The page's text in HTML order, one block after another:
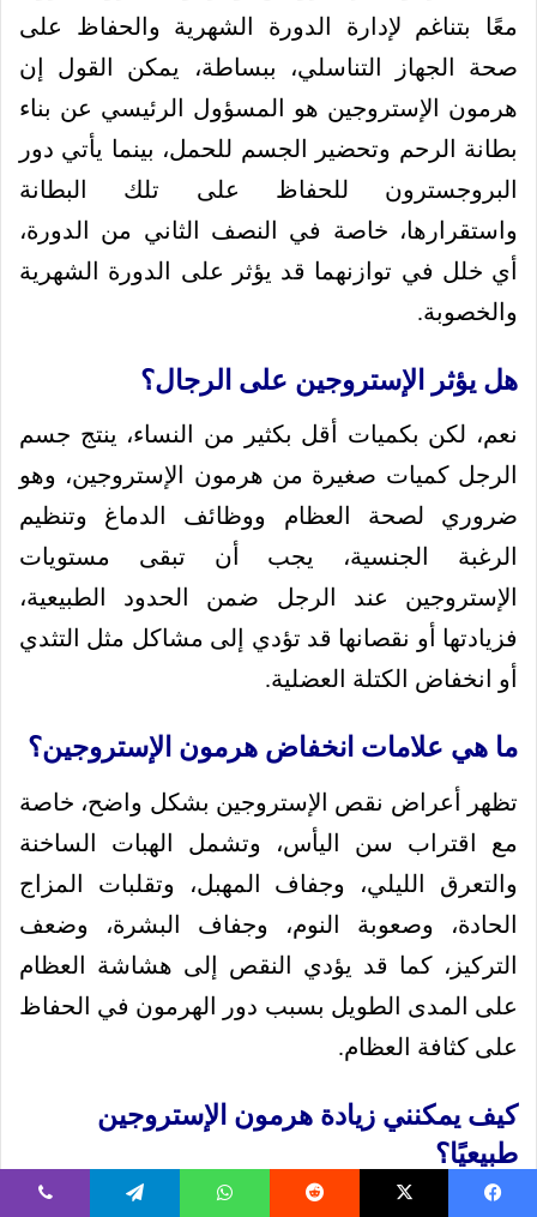
معًا بتناغم لإدارة الدورة الشهرية والحفاظ على
صحة الجهاز التناسلي، ببساطة، يمكن القول إن
هرمون الإستروجين هو المسؤول الرئيسي عن بناء
بطانة الرحم وتحضير الجسم للحمل، بينما يأتي دور
البروجسترون للحفاظ على تلك البطانة
واستقرارها، خاصة في النصف الثاني من الدورة،
أي خلل في توازنهما قد يؤثر على الدورة الشهرية
والخصوبة.
هل يؤثر الإستروجين على الرجال؟
نعم، لكن بكميات أقل بكثير من النساء، ينتج جسم
الرجل كميات صغيرة من هرمون الإستروجين، وهو
ضروري لصحة العظام ووظائف الدماغ وتنظيم
الرغبة الجنسية، يجب أن تبقى مستويات
الإستروجين عند الرجل ضمن الحدود الطبيعية،
فزيادتها أو نقصانها قد تؤدي إلى مشاكل مثل التثدي
أو انخفاض الكتلة العضلية.
ما هي علامات انخفاض هرمون الإستروجين؟
تظهر أعراض نقص الإستروجين بشكل واضح، خاصة
مع اقتراب سن اليأس، وتشمل الهبات الساخنة
والتعرق الليلي، وجفاف المهبل، وتقلبات المزاج
الحادة، وصعوبة النوم، وجفاف البشرة، وضعف
التركيز، كما قد يؤدي النقص إلى هشاشة العظام
على المدى الطويل بسبب دور الهرمون في الحفاظ
على كثافة العظام.
كيف يمكنني زيادة هرمون الإستروجين
طبيعيًا؟
يمكن دعم هرمون الإستروجين الطبيعي في الجسم